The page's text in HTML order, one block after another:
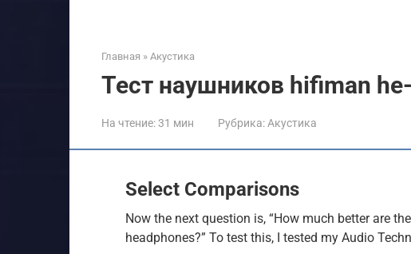
Главная » Акустика
Тест наушников hifiman
На чтение:31 мин Рубрика: Акустика
Select Comparisons
Now the next question is, “How much better are
headphones?” To test this, I tested my Audio